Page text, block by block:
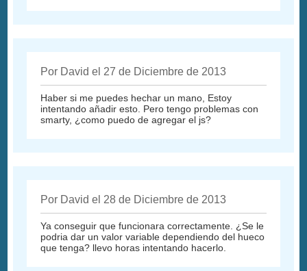
Por David el 27 de Diciembre de 2013
Haber si me puedes hechar un mano, Estoy
intentando añadir esto. Pero tengo problemas con
smarty, ¿como puedo de agregar el js?
Por David el 28 de Diciembre de 2013
Ya conseguir que funcionara correctamente. ¿Se le
podria dar un valor variable dependiendo del hueco
que tenga? llevo horas intentando hacerlo.